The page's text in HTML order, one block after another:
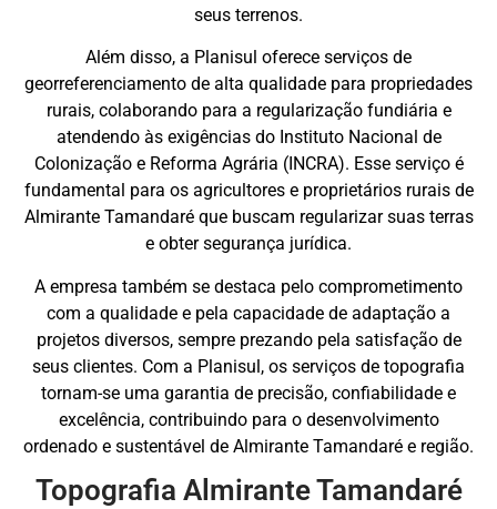
seus terrenos.
Além disso, a Planisul oferece serviços de
georreferenciamento de alta qualidade para propriedades
rurais, colaborando para a regularização fundiária e
atendendo às exigências do Instituto Nacional de
Colonização e Reforma Agrária (INCRA). Esse serviço é
fundamental para os agricultores e proprietários rurais de
Almirante Tamandaré que buscam regularizar suas terras
e obter segurança jurídica.
A empresa também se destaca pelo comprometimento
com a qualidade e pela capacidade de adaptação a
projetos diversos, sempre prezando pela satisfação de
seus clientes. Com a Planisul, os serviços de topografia
tornam-se uma garantia de precisão, confiabilidade e
excelência, contribuindo para o desenvolvimento
ordenado e sustentável de Almirante Tamandaré e região.
Topografia Almirante Tamandaré